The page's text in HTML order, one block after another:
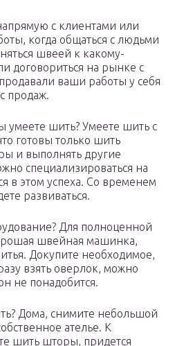
с клиентами или
когда общаться с людьми
швеей к какому-
договориться на рынке с
ваши работы у себя
продаж.
умеете шить? Умеете шить с
готовы только шить
и выполнять другие
специализироваться на
в этом успеха. Со временем
развиваться.
Для полноценной
швейная машинка,
Докупите необходимое,
взять оверлок, можно
не понадобится.
Дома, снимите небольшой
ателье. К
шить шторы, придется